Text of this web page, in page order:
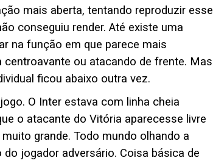
mais aberta, tentando reproduzir esse
conseguiu render. Até existe uma
na função em que parece mais
ou atacando de frente. Mas
ficou abaixo outra vez.
O Inter estava com linha cheia
o atacante do Vitória aparecesse livre
grande. Todo mundo olhando a
jogador adversário. Coisa básica de